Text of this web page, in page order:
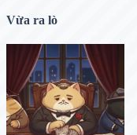
Vừa ra lò